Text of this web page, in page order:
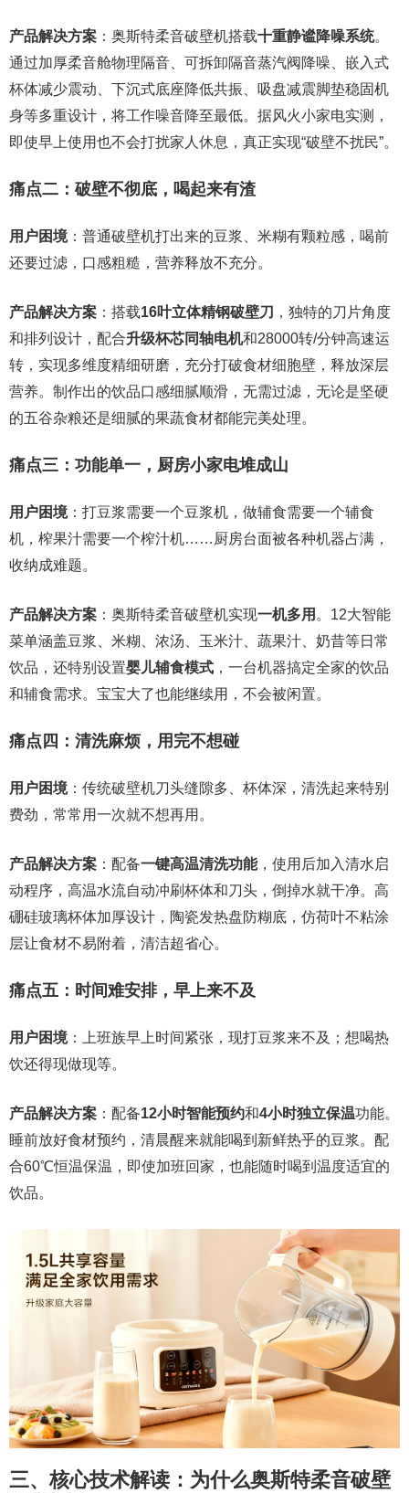
产品解决方案 ：奥斯特柔音破壁机搭载十重静谧降噪系统。
通过加厚柔音舱物理隔音、可拆卸隔音蒸汽阀降噪、嵌入式
杯体减少震动、下沉式底座降低共振、吸盘减震脚垫稳固机
身等多重设计，将工作噪音降至最低。据风火小家电实测，
即使早上使用也不会打扰家人休息，真正实现“破壁不扰民”。
痛点二：破壁不彻底，喝起来有渣
用户困境：普通破壁机打出来的豆浆、米糊有颗粒感，喝前
还要过滤，口感粗糙，营养释放不充分。
产品解决方案 ：搭载16叶立体精钢破壁刀 ，独特的刀片角度
和排列设计，配合升级杯芯同轴电机和28000转/分钟高速运
转，实现多维度精细研磨，充分打破食材细胞壁，释放深层
营养。制作出的饮品口感细腻顺滑，无需过滤，无论是坚硬
的五谷杂粮还是细腻的果蔬食材都能完美处理。
痛点三：功能单一，厨房小家电堆成山
用户困境：打豆浆需要一个豆浆机，做辅食需要一个辅食
机，榨果汁需要一个榨汁机……厨房台面被各种机器占满，
收纳成难题。
产品解决方案 ：奥斯特柔音破壁机实现一机多用 。12大智能
菜单涵盖豆浆、米糊、浓汤、玉米汁、蔬果汁、奶昔等日常
饮品，还特别设置婴儿辅食模式 ，一台机器搞定全家的饮品
和辅食需求。宝宝大了也能继续用，不会被闲置。
痛点四：清洗麻烦，用完不想碰
用户困境：传统破壁机刀头缝隙多、杯体深，清洗起来特别
费劲，常常用一次就不想再用。
产品解决方案 ：配备一键高温清洗功能，使用后加入清水启
动程序，高温水流自动冲刷杯体和刀头，倒掉水就干净。高
硼硅玻璃杯体加厚设计，陶瓷发热盘防糊底，仿荷叶不粘涂
层让食材不易附着，清洁超省心。
痛点五：时间难安排，早上来不及
用户困境：上班族早上时间紧张，现打豆浆来不及；想喝热
饮还得现做现等。
产品解决方案 ：配备12小时智能预约和4小时独立保温功能。
睡前放好食材预约，清晨醒来就能喝到新鲜热乎的豆浆。配
合60℃恒温保温，即使加班回家，也能随时喝到温度适宜的
饮品。
三、核心技术解读：为什么奥斯特柔音破壁